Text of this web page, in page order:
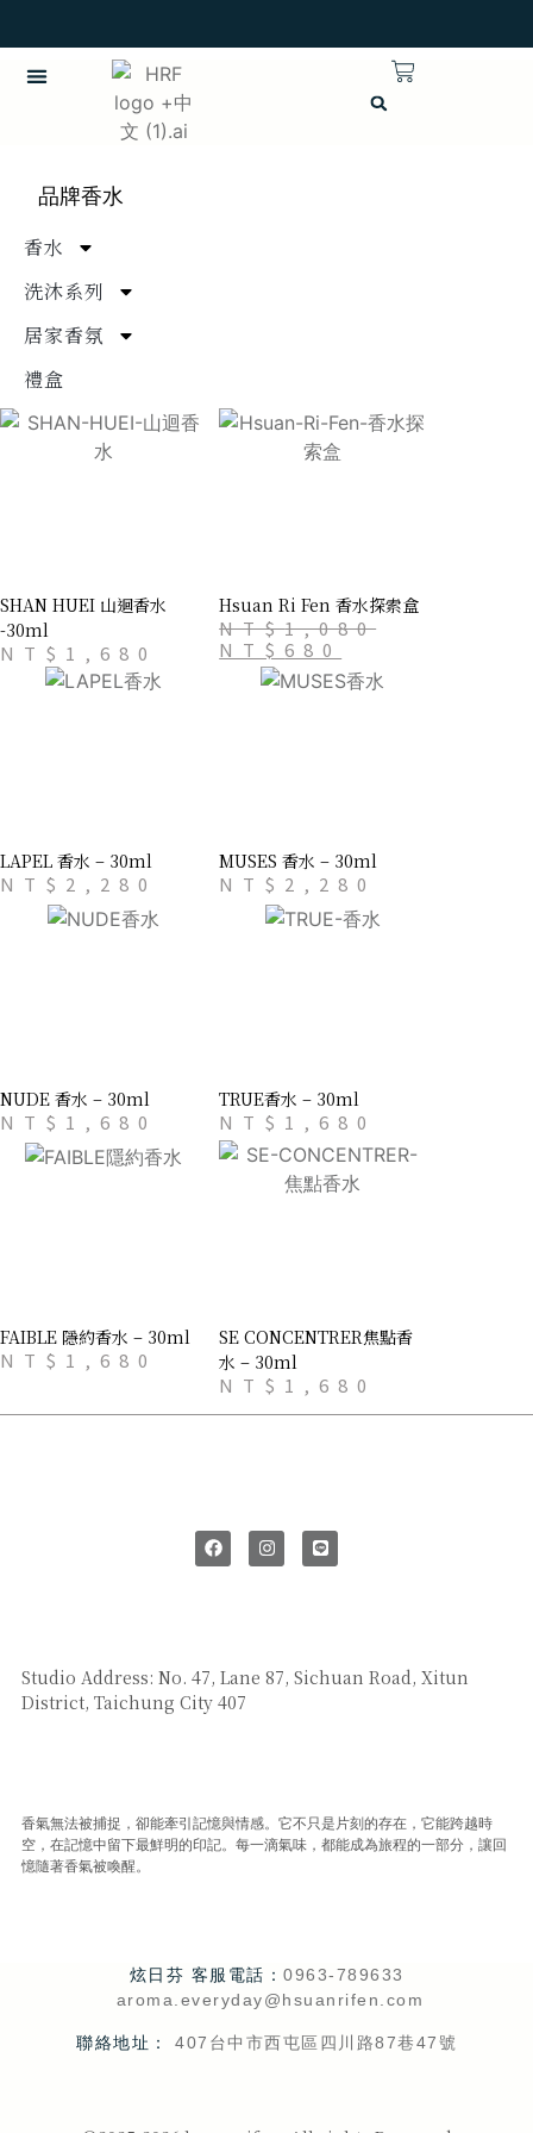
品牌香水
香水
洗沐系列
居家香氛
禮盒
SHAN HUEI 山迴香水
-30ml
NT$ 1,680
Hsuan Ri Fen 香水探索盒
NT$1,080
NT$680
LAPEL 香水 – 30ml
NT$ 2,280
MUSES 香水 – 30ml
NT$ 2,280
NUDE 香水 – 30ml
NT$ 1,680
TRUE香水 – 30ml
NT$ 1,680
FAIBLE 隱約香水 – 30ml
NT$ 1,680
SE CONCENTRER焦點香
水 – 30ml
NT$ 1,680
Studio Address: No. 47, Lane 87, Sichuan Road, Xitun
District, Taichung City 407
香氣無法被捕捉，卻能牽引記憶與情感。它不只是片刻的存在，它能跨越時
空，在記憶中留下最鮮明的印記。每一滴氣味，都能成為旅程的一部分，讓回
憶隨著香氣被喚醒。
炫日芬 客服電話： 0963-789633
aroma.everyday@hsuanrifen.com
聯絡地址： 407台中市西屯區四川路87巷47號